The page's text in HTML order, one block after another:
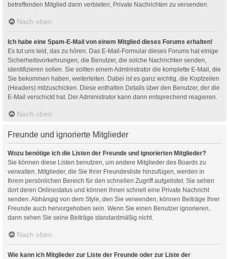
betreffenden Mitglied dann verbieten, Private Nachrichten zu versenden.
Nach oben
Ich habe eine Spam-E-Mail von einem Mitglied dieses Forums erhalten!
Es tut uns leid, das zu hören. Das E-Mail-Formular dieses Forums hat einige
Sicherheitsvorkehrungen, die Benutzer, die solche Nachrichten senden,
identifizieren sollen. Sie sollten einem Administrator die komplette E-Mail, die
Sie bekommen haben, weiterleiten. Dabei ist es ganz wichtig, die Kopfzeilen
(Headers) mitzuschicken. Diese enthalten Details über den Benutzer, der die
E-Mail verschickt hat. Der Administrator kann dann entsprechend reagieren.
Nach oben
Freunde und ignorierte Mitglieder
Wozu benötige ich die Listen der Freunde und ignorierten Mitglieder?
Sie können diese Listen benutzen, um andere Mitglieder des Boards zu
verwalten. Mitglieder, die Sie Ihrer Freundesliste hinzufügen, werden in
Ihrem persönlichen Bereich für den schnellen Zugriff aufgelistet. Sie sehen
dort deren Onlinestatus und können ihnen schnell eine Private Nachricht
senden. Abhängig von dem Style, den Sie verwenden, können Beiträge Ihrer
Freunde auch hervorgehoben sein. Wenn Sie einen Benutzer ignorieren,
dann sehen Sie seine Beiträge standardmäßig nicht.
Nach oben
Wie kann ich Mitglieder zur Liste der Freunde oder zur Liste der